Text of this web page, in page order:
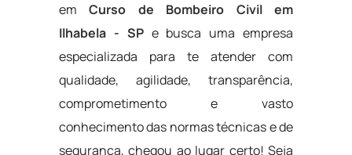
emCurso de Bombeiro Civil em
Ilhabela - SP e busca uma empresa
especializada para te atender com
qualidade, agilidade, transparência,
comprometimento e vasto
conhecimento das normas técnicas e de
segurança, chegou ao lugar certo! Seja